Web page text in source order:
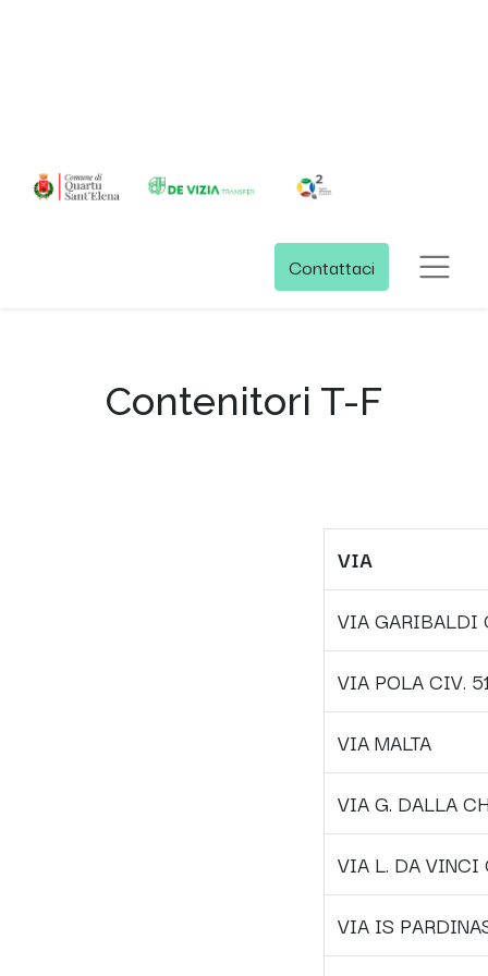
Contattaci
Contenitori T-F
VIA
VIA GARIBALDI
VIA POLA CIV.
VIA MALTA
VIA G. DALLA
VIA L. DA VINCI
VIA IS